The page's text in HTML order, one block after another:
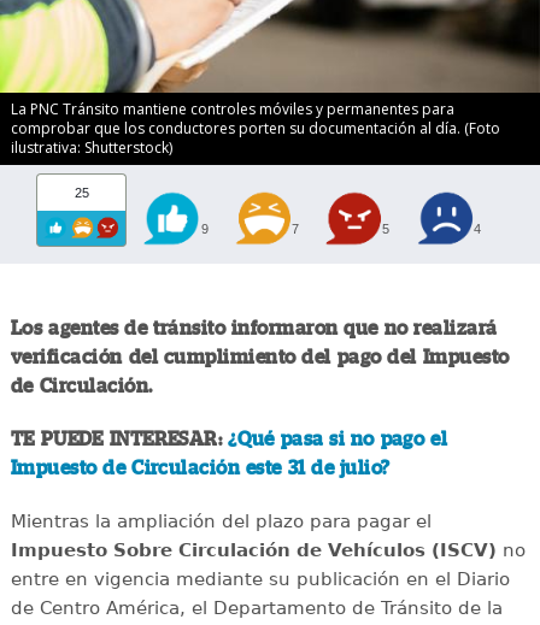
La PNC Tránsito mantiene controles móviles y permanentes para
comprobar que los conductores porten su documentación al día. (Foto
ilustrativa: Shutterstock)
25
9 7 5 4
Los agentes de tránsito informaron que no realizará
verificación del cumplimiento del pago del Impuesto
de Circulación.
TE PUEDE INTERESAR:¿Qué pasa si no pago el
Impuesto de Circulación este 31 de julio?
Mientras la ampliación del plazo para pagar el
Impuesto Sobre Circulación de Vehículos (ISCV) no
entre en vigencia mediante su publicación en el Diario
de Centro América, el Departamento de Tránsito de la